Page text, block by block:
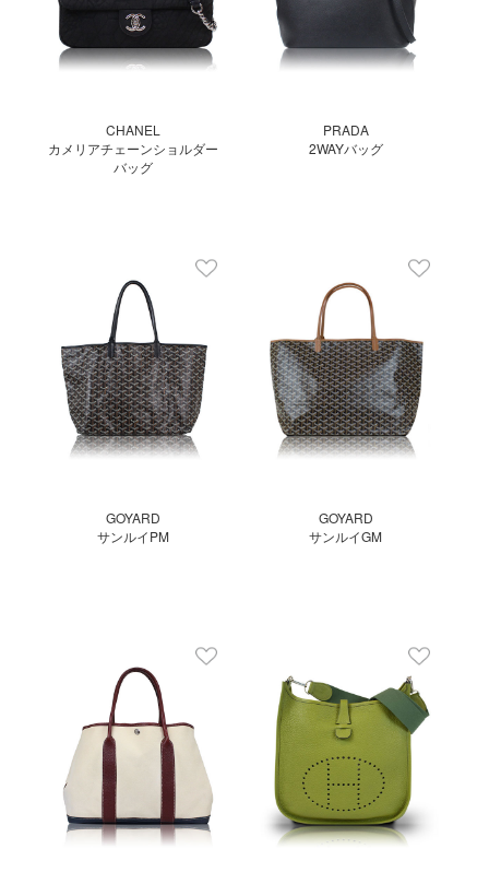
CHANEL
カメリアチェーンショルダー
バッグ
PRADA
2WAYバッグ
GOYARD
サンルイPM
GOYARD
サンルイGM